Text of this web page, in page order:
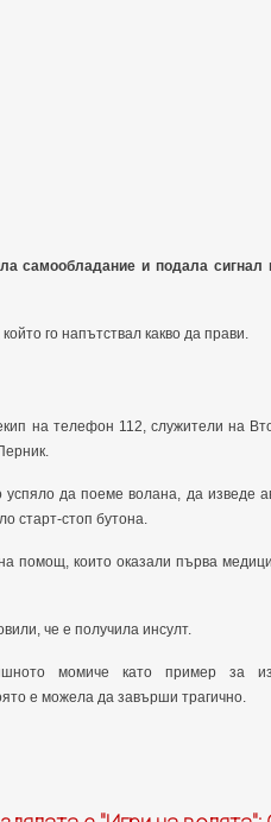
самообладание и подала сигнал
го напътствал какво да прави.
на телефон 112, служители на
успяло да поеме волана, да изведе
старт-стоп бутона.
помощ, които оказали първа
че е получила инсулт.
момиче като пример за
е можела да завърши трагично.